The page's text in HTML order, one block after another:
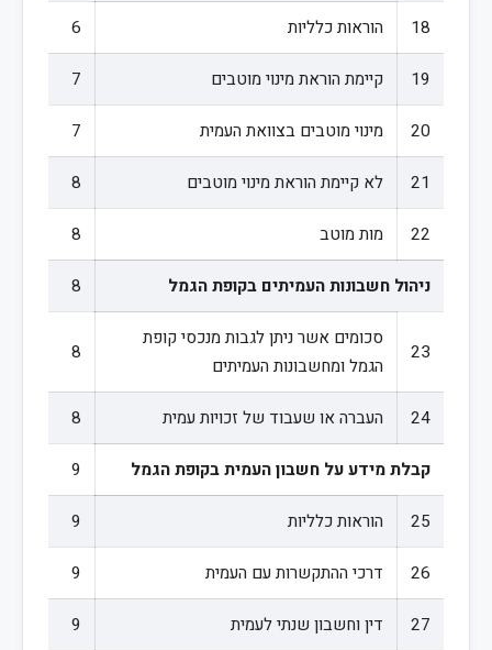
18 הוראות כלליות 6
19 קיימת הוראת מינוי מוטבים 7
20 מינוי מוטבים בצוואת העמית 7
21 לא קיימת הוראת מינוי מוטבים 8
22 מות מוטב 8
ניהול חשבונות העמיתים בקופת הגמל 8
23
סכומים אשר ניתן לגבות מנכסי קופת
הגמל ומחשבונות העמיתים
8
24 העברה או שעבוד של זכויות עמית 8
קבלת מידע על חשבון העמית בקופת הגמל 9
25 הוראות כלליות 9
26 דרכי ההתקשרות עם העמית 9
27 דין וחשבון שנתי לעמית 9